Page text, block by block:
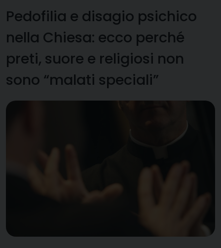
Pedofilia e disagio psichico
nella Chiesa: ecco perché
preti, suore e religiosi non
sono “malati speciali”